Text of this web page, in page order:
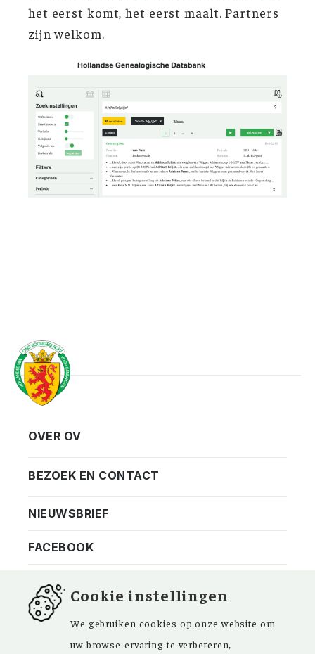
het eerst komt, het eerst maalt. Partners
zijn welkom.
Vereniging
Privacy
Contact
Bezoekadres
OVER OV
BEZOEK EN CONTACT
NIEUWSBRIEF
FACEBOOK
Kom ‘Ons Voorgeslacht’ versterken. Sinds de
oprichting in 1946 zijn de inspirerende
Cookie instellingen
We gebruiken cookies op onze website om
uw browse-ervaring te verbeteren,